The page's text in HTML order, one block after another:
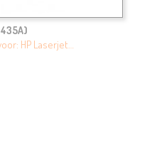
HP Laserjet…